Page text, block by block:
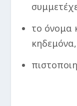
το όνομα
κηδεμόνα,